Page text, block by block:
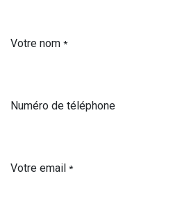
Votre nom *
Numéro de téléphone
Votre email *